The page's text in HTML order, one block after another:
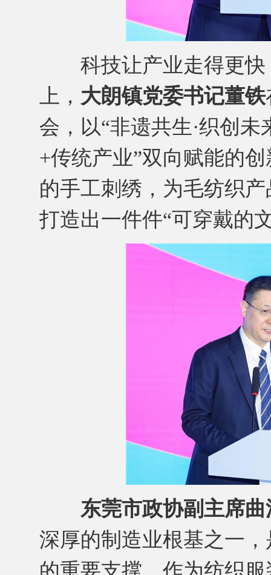
科技让产业走得更快
上， 大朗镇党委书记董铁
会，以“非遗共生·织创
+传统产业”双向赋能的
的手工刺绣，为毛纺织
打造出一件件“可穿戴的
东莞市政协副主席曲
深厚的制造业根基之一
的重要支撑。作为纺织